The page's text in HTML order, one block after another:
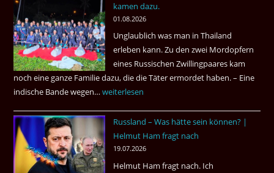
ist
der
Mörder
wieder
frei
?
kamen dazu.
01.08.2026
Unglaublich was man in Thailand
erleben kann. Zu den zwei Mordopfern
eines Russischen Zwillingpaares kam
noch eine ganze Familie dazu, die die Täter ermordet haben. – Eine
indische Bande wegen…Zwillingsmord
aufgeklärt
3
Tote
kamen
weiterlesen
Russland – Was hätte sein können? |
Helmut Ham fragt nach
19.07.2026
Helmut Ham fragt nach. Ich